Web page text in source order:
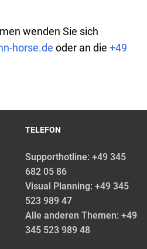
wenden Sie sich
horse.de oder an die +49
TELEFON
Supporthotline: +49 345
682 05 86
Visual Planning: +49 345
523 989 47
Alle anderen Themen: +49
345 523 989 48